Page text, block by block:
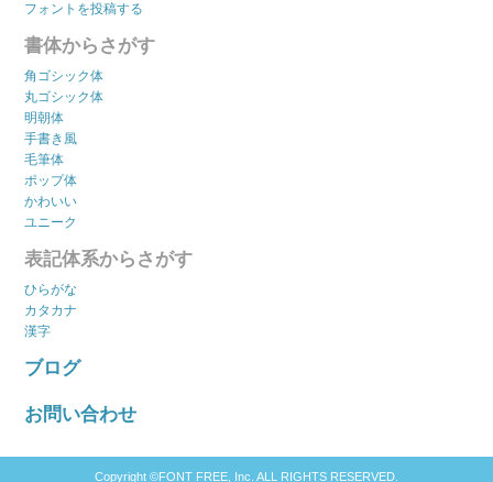
フォントを投稿する
書体からさがす
角ゴシック体
丸ゴシック体
明朝体
手書き風
毛筆体
ポップ体
かわいい
ユニーク
表記体系からさがす
ひらがな
カタカナ
漢字
ブログ
お問い合わせ
Copyright ©FONT FREE, Inc. ALL RIGHTS RESERVED.